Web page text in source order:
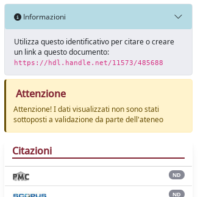
Informazioni
Utilizza questo identificativo per citare o creare
un link a questo documento:
https://hdl.handle.net/11573/485688
Attenzione
Attenzione! I dati visualizzati non sono stati
sottoposti a validazione da parte dell'ateneo
Citazioni
ND
ND